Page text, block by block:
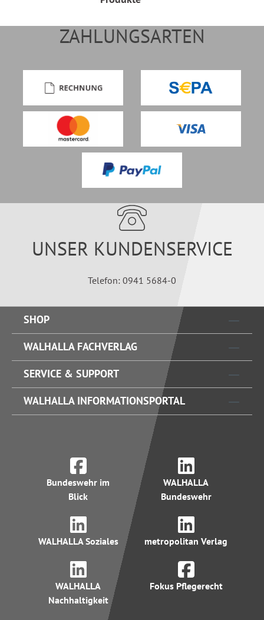
ZAHLUNGSARTEN
UNSER KUNDENSERVICE
Telefon: 0941 5684-0
SHOP
WALHALLA FACHVERLAG
SERVICE & SUPPORT
WALHALLA INFORMATIONSPORTAL
Bundeswehr im
Blick
WALHALLA
Bundeswehr
WALHALLA Soziales metropolitan Verlag
WALHALLA
Nachhaltigkeit
Fokus Pflegerecht